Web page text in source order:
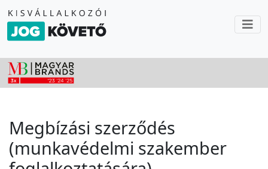
Megbízási szerződés
(munkavédelmi szakember